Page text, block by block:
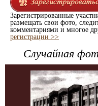
Зарегистрированные
размещать свои фото,
комментариями и многое
регистрации >>
Случайная